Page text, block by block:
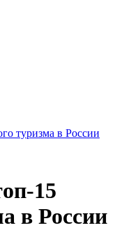
туризма в России
15
в России